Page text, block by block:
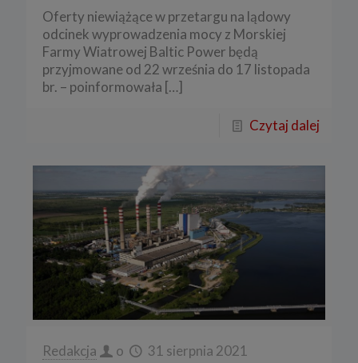
Oferty niewiążące w przetargu na lądowy
odcinek wyprowadzenia mocy z Morskiej
Farmy Wiatrowej Baltic Power będą
przyjmowane od 22 września do 17 listopada
br. – poinformowała […]
Czytaj dalej
Redakcja o 31 sierpnia 2021